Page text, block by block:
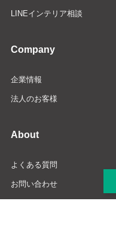
LINEインテリア相談
Company
企業情報
法人のお客様
About
よくある質問
お問い合わせ